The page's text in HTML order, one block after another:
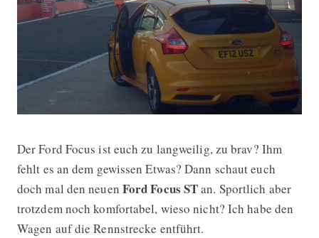
Video: Ford Focus ST und Mustang
Der Ford Focus ist euch zu langweilig, zu brav? Ihm
fehlt es an dem gewissen Etwas? Dann schaut euch
doch mal den neuen Ford Focus STan. Sportlich aber
trotzdem noch komfortabel, wieso nicht? Ich habe den
Wagen auf die Rennstrecke entführt.